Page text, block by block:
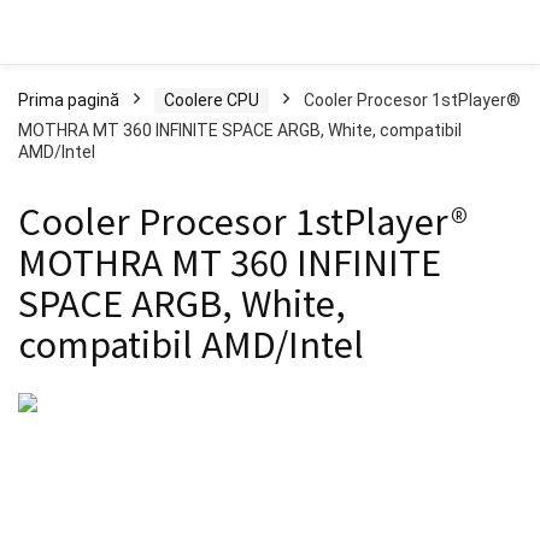
Prima pagină Coolere CPU
Cooler Procesor 1stPlayer®
MOTHRA MT 360 INFINITE SPACE ARGB, White, compatibil
AMD/Intel
Cooler Procesor 1stPlayer®
MOTHRA MT 360 INFINITE
SPACE ARGB, White,
compatibil AMD/Intel